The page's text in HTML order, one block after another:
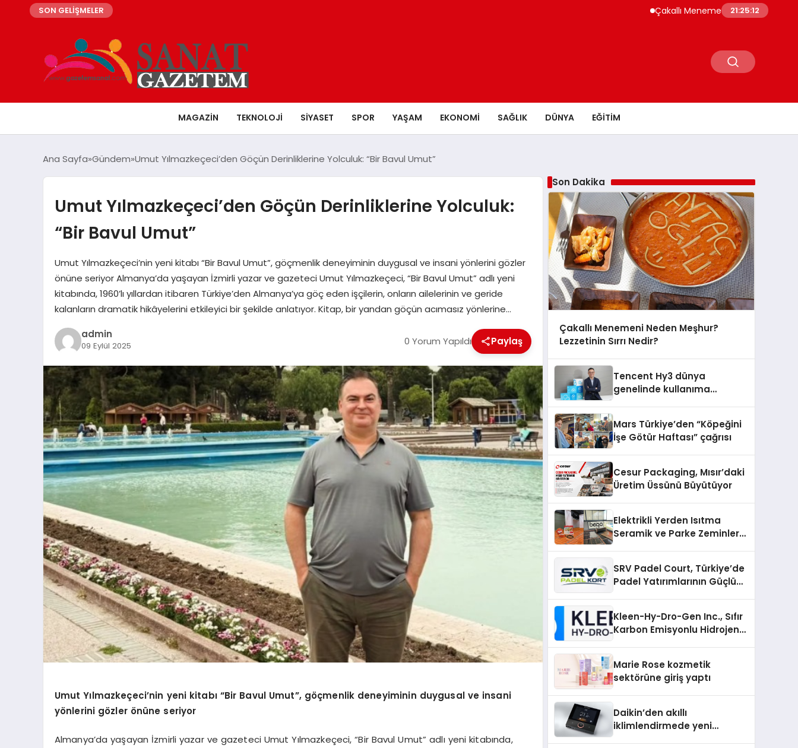
SON GELİŞMELER Çakallı Menemeni Neden Meşhur? Lezzetinin
21:25:13
MAGAZIN TEKNOLOJI SIYASET SPOR YAŞAM EKONOMI SAĞLIK DÜNYA EĞITIM
Ana Sayfa Gündem Umut Yılmazkeçeci’den Göçün Derinliklerine Yolculuk: “Bir Bavul Umut”
Umut Yılmazkeçeci’den Göçün Derinliklerine Yolculuk:
“Bir Bavul Umut”
Umut Yılmazkeçeci’nin yeni kitabı “Bir Bavul Umut”, göçmenlik deneyiminin duygusal ve insani yönlerini gözler
önüne seriyor Almanya’da yaşayan İzmirli yazar ve gazeteci Umut Yılmazkeçeci, “Bir Bavul Umut” adlı yeni
kitabında, 1960’lı yıllardan itibaren Türkiye’den Almanya’ya göç eden işçilerin, onların ailelerinin ve geride
kalanların dramatik hikâyelerini etkileyici bir şekilde anlatıyor. Kitap, bir yandan göçün acımasız yönlerine…
admin
09 Eylül 2025 0 Yorum Yapıldı Paylaş
Umut Yılmazkeçeci’nin yeni kitabı “Bir Bavul Umut”, göçmenlik deneyiminin duygusal ve insani
yönlerini gözler önüne seriyor
Almanya’da yaşayan İzmirli yazar ve gazeteci Umut Yılmazkeçeci, “Bir Bavul Umut” adlı yeni kitabında,
Son Dakika
Çakallı Menemeni Neden Meşhur?
Lezzetinin Sırrı Nedir?
Tencent Hy3 dünya
genelinde kullanıma
Mars Türkiye’den “Köpeğini
İşe Götür Haftası” çağrısı
Cesur Packaging, Mısır’daki
Üretim Üssünü Büyütüyor
Elektrikli Yerden Isıtma
Seramik ve Parke Zeminler
SRV Padel Court, Türkiye’de
Padel Yatırımlarının Güçlü
Kleen-Hy-Dro-Gen Inc., Sıfır
Karbon Emisyonlu Hidrojen
Aldı
Marie Rose kozmetik
sektörüne giriş yaptı
Daikin’den akıllı
iklimlendirmede yeni